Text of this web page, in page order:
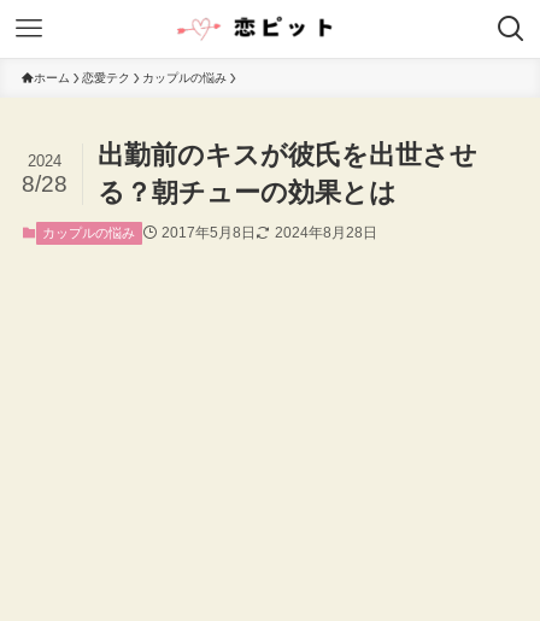
ホーム 恋愛テク カップルの悩み
出勤前のキスが彼氏を出世させ
る？朝チューの効果とは
2024
8/28
カップルの悩み 2017年5月8日 2024年8月28日